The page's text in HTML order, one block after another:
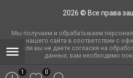
2026 © Все права
Мы получаем и обрабатываем
нашего сайта в соответствии с
Если вы не даете согласия на
данных, вам необходимо
1 0